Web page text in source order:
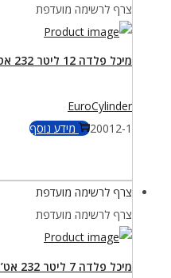
צרף לרשימה מועדפת
מיכל פלדה 12 ליטר 232 אט’ לבן כולל ברז ומגף- “גוץ”
EuroCylinder
20012-1
מידע נוסף
צרף לרשימה מועדפת
צרף לרשימה מועדפת
מיכל פלדה 7 ליטר 232 אט’ לבן כולל ברז ומגף